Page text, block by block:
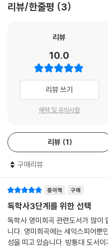
리뷰/한줄평 3
리뷰
10.0
리뷰 쓰기
혜택 및 유의사항
리뷰 1
구매리뷰
종이책 구매
독학사3단계를 위한 선택
독학사 영미희곡 관련도서가 많이
니다. 영미희곡에는 세익스피어뿐
성을 띠고 있습니다. 방통대 도서